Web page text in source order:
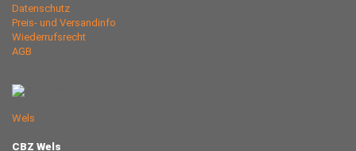
Datenschutz
Preis- und Versandinfo
Wiederrufsrecht
AGB
Wels
CBZ Wels